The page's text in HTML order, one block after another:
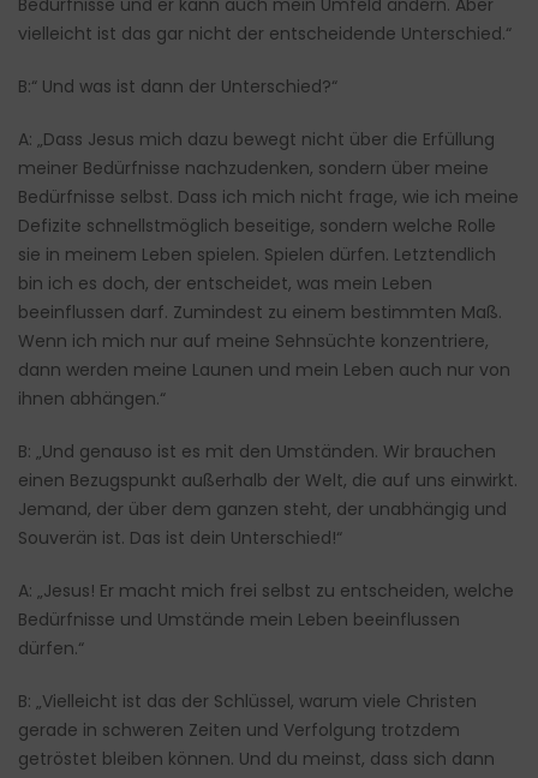
Bedürfnisse und er kann auch mein Umfeld ändern. Aber
vielleicht ist das gar nicht der entscheidende Unterschied.“
B:“ Und was ist dann der Unterschied?“
A: „Dass Jesus mich dazu bewegt nicht über die Erfüllung
meiner Bedürfnisse nachzudenken, sondern über meine
Bedürfnisse selbst. Dass ich mich nicht frage, wie ich meine
Defizite schnellstmöglich beseitige, sondern welche Rolle
sie in meinem Leben spielen. Spielen dürfen. Letztendlich
bin ich es doch, der entscheidet, was mein Leben
beeinflussen darf. Zumindest zu einem bestimmten Maß.
Wenn ich mich nur auf meine Sehnsüchte konzentriere,
dann werden meine Launen und mein Leben auch nur von
ihnen abhängen.“
B: „Und genauso ist es mit den Umständen. Wir brauchen
einen Bezugspunkt außerhalb der Welt, die auf uns einwirkt.
Jemand, der über dem ganzen steht, der unabhängig und
Souverän ist. Das ist dein Unterschied!“
A: „Jesus! Er macht mich frei selbst zu entscheiden, welche
Bedürfnisse und Umstände mein Leben beeinflussen
dürfen.“
B: „Vielleicht ist das der Schlüssel, warum viele Christen
gerade in schweren Zeiten und Verfolgung trotzdem
getröstet bleiben können. Und du meinst, dass sich dann